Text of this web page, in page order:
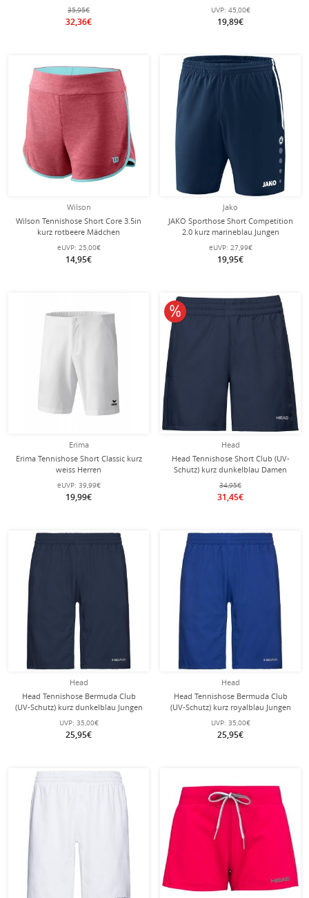
35,95€
32,36€
UVP: 45,00€
19,89€
Wilson
Wilson Tennishose Short Core 3.5in
kurz rotbeere Mädchen
eUVP: 25,00€
14,95€
Jako
JAKO Sporthose Short Competition
2.0 kurz marineblau Jungen
eUVP: 27,99€
19,95€
Erima
Erima Tennishose Short Classic kurz
weiss Herren
eUVP: 39,99€
19,99€
Head
Head Tennishose Short Club (UV-
Schutz) kurz dunkelblau Damen
34,95€
31,45€
10% reduziert
Head
Head Tennishose Bermuda Club
(UV-Schutz) kurz dunkelblau Jungen
UVP: 35,00€
25,95€
Head
Head Tennishose Bermuda Club
(UV-Schutz) kurz royalblau Jungen
UVP: 35,00€
25,95€